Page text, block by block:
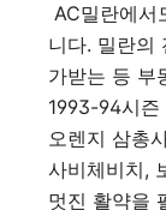
AC밀란에서
니다. 밀란의
가받는 등 부
1993-94시즌
오렌지 삼총
사비체비치,
멋진 활약을